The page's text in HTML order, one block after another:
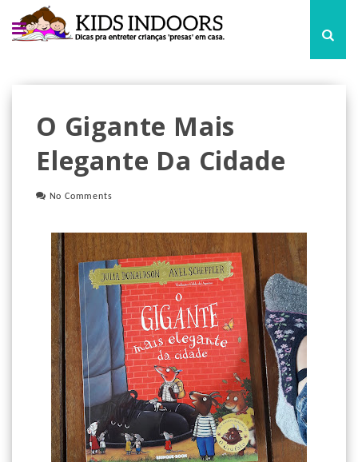
O Gigante Mais
Elegante Da Cidade
No Comments